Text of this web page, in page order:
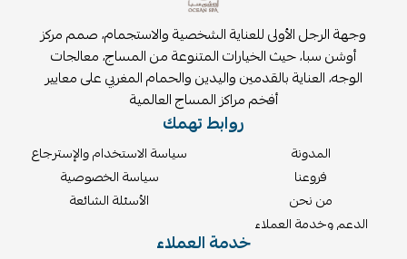
وجهة الرجل الأولى للعناية الشخصية والاستجمام، صمم مركز
أوشن سبا، حيث الخيارات المتنوعة من المساج، معالجات
الوجه، العناية بالقدمين واليدين والحمام المغربي على معايير
أفخم مراكز المساج العالمية
روابط تهمك
المدونة
فروعنا
من نحن
الدعم وخدمة العملاء
سياسة الاستخدام والإسترجاع
سياسة الخصوصية
الأسئلة الشائعة
خدمة العملاء